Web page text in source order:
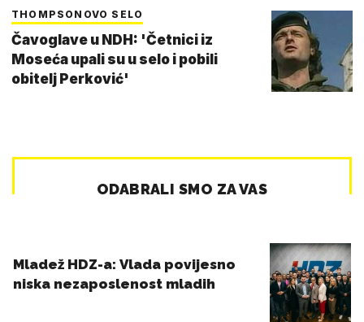
THOMPSONOVO SELO
Čavoglave u NDH: 'Četnici iz
Moseća upali su u selo i pobili
obitelj Perković'